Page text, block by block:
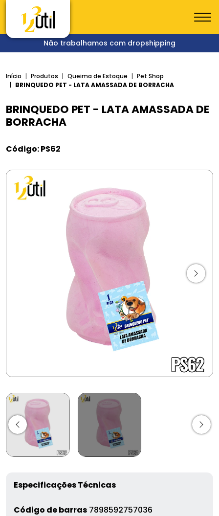
Não trabalhamos com dropshipping
Início Produtos Queima de Estoque
Pet Shop
BRINQUEDO PET - LATA AMASSADA DE BORRACHA
BRINQUEDO PET - LATA AMASSADA DE
BORRACHA
Código: PS62
Especificações Técnicas
Código de barras 7898592757036